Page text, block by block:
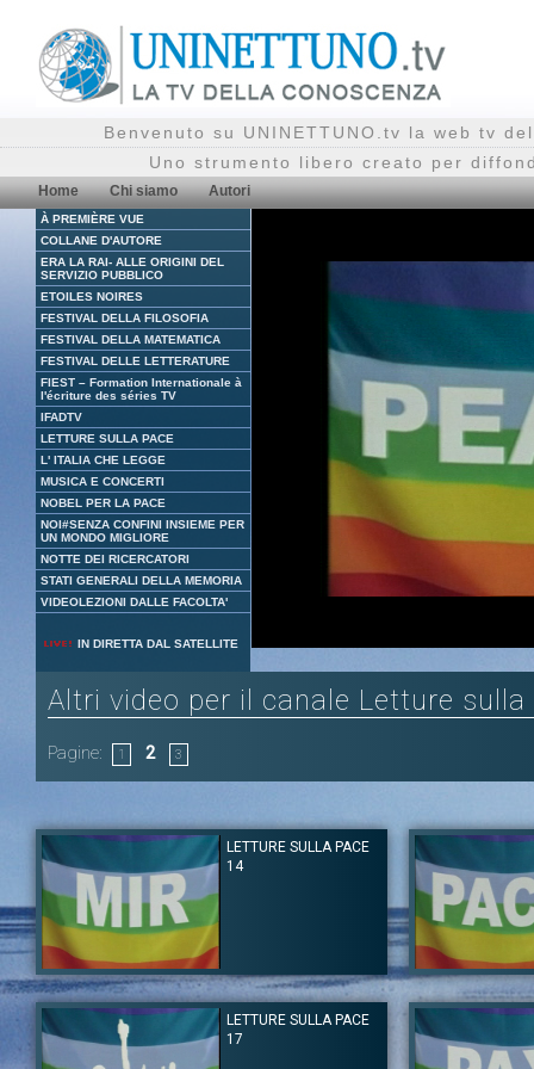
Benvenuto su UNINETTUNO.tv la web tv
Uno strumento libero creato per
Home Chi siamo Autori
À PREMIÈRE VUE
COLLANE D'AUTORE
ERA LA RAI- ALLE ORIGINI DEL
SERVIZIO PUBBLICO
ETOILES NOIRES
FESTIVAL DELLA FILOSOFIA
FESTIVAL DELLA MATEMATICA
FESTIVAL DELLE LETTERATURE
FIEST – Formation Internationale à
l'écriture des séries TV
IFADTV
LETTURE SULLA PACE
L' ITALIA CHE LEGGE
MUSICA E CONCERTI
NOBEL PER LA PACE
NOI#SENZA CONFINI INSIEME PER
UN MONDO MIGLIORE
NOTTE DEI RICERCATORI
STATI GENERALI DELLA MEMORIA
VIDEOLEZIONI DALLE FACOLTA'
IN DIRETTA DAL SATELLITE
47.47%
Altri video per il canale Letture sulla
Pagine: 1 2 3
LETTURE SULLA PACE
14
Autore:
Canale:Letture sulla Pace
Citazioni di Gianni Rodari e Toro seduto
Pace|Gianni Rodari| Toro Seduto
Autore:
Canale:Letture
Citazioni di Madri
Tag:Pace
LETTURE SULLA PACE
17